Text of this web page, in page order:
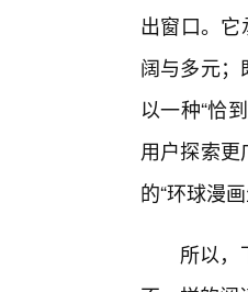
出窗口。它
阔与多元
以一种“恰
用户探索
的“环球漫画
所以，